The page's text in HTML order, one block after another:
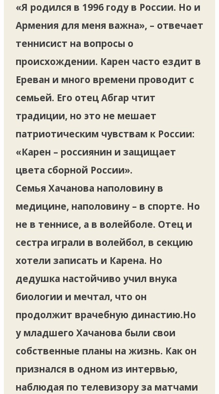
«Я родился в 1996 году в России. Но и
Армения для меня важна», – отвечает
теннисист на вопросы о
происхождении. Карен часто ездит в
Ереван и много времени проводит с
семьей. Его отец Абгар чтит
традиции, но это не мешает
патриотическим чувствам к России:
«Карен – россиянин и защищает
цвета сборной России».
Семья Хачанова наполовину в
медицине, наполовину – в спорте. Но
не в теннисе, а в волейболе. Отец и
сестра играли в волейбол, в секцию
хотели записать и Карена. Но
дедушка настойчиво учил внука
биологии и мечтал, что он
продолжит врачебную династию.Но
у младшего Хачанова были свои
собственные планы на жизнь. Как он
признался в одном из интервью,
наблюдая по телевизору за матчами